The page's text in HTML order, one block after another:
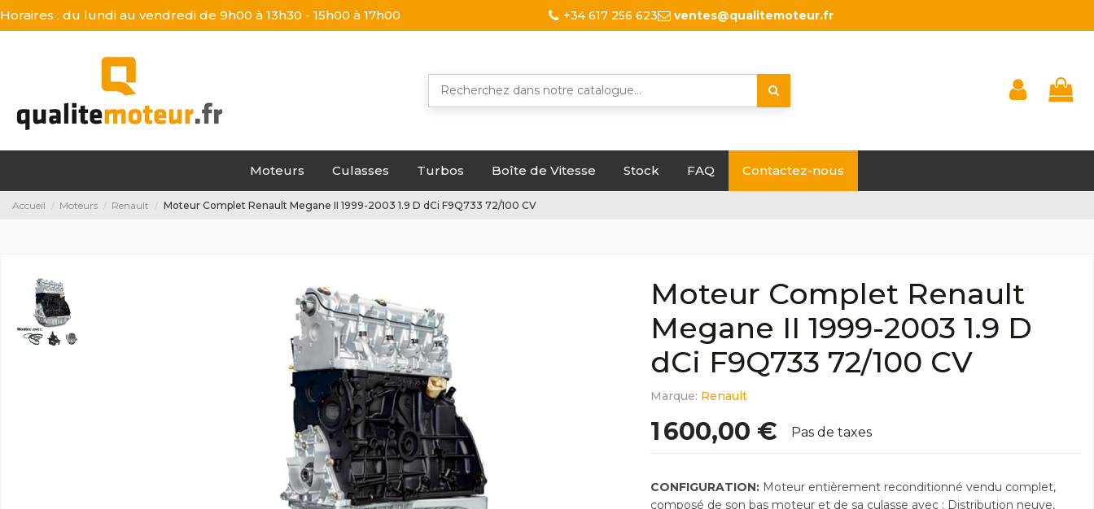
Horaires : du lundi au vendredi de 9h00 à 13h30 - 15h00 à 17h00 +34 617 256 623 ventes@qualitemoteur.fr
Moteurs Culasses Turbos Boîte de Vitesse Stock FAQ Contactez-nous
Accueil Moteurs Renault Moteur Complet Renault Megane II 1999-2003 1.9 D dCi F9Q733 72/100 CV
Moteur Complet Renault
Megane II 1999-2003 1.9 D
dCi F9Q733 72/100 CV
Marque: Renault
1 600,00 € Pas de taxes
CONFIGURATION:Moteur entièrement reconditionné vendu complet,
composé de son bas moteur et de sa culasse avec : Distribution neuve,